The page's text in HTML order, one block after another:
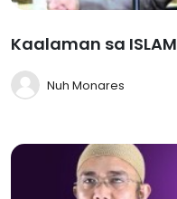
Kaalaman sa ISLAM
Nuh Monares